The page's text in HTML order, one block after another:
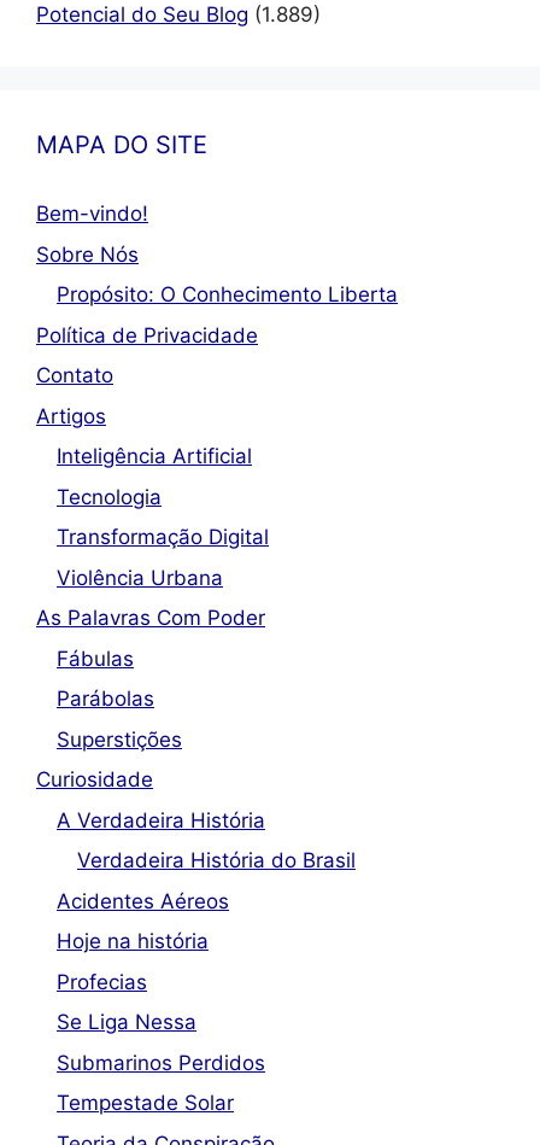
Potencial do Seu Blog (1.889)
MAPA DO SITE
Bem-vindo!
Sobre Nós
Propósito: O Conhecimento Liberta
Política de Privacidade
Contato
Artigos
Inteligência Artificial
Tecnologia
Transformação Digital
Violência Urbana
As Palavras Com Poder
Fábulas
Parábolas
Superstições
Curiosidade
A Verdadeira História
Verdadeira História do Brasil
Acidentes Aéreos
Hoje na história
Profecias
Se Liga Nessa
Submarinos Perdidos
Tempestade Solar